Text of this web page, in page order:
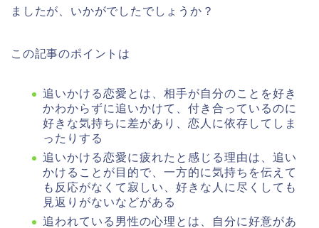
ましたが、いかがでしたでしょうか？
この記事のポイントは
追いかける恋愛とは、相手が自分のことを好き
かわからずに追いかけて、付き合っているのに
好きな気持ちに差があり、恋人に依存してしま
ったりする
追いかける恋愛に疲れたと感じる理由は、追い
かけることが目的で、一方的に気持ちを伝えて
も反応がなくて寂しい、好きな人に尽くしても
見返りがないなどがある
追われている男性の心理とは、自分に好意があ